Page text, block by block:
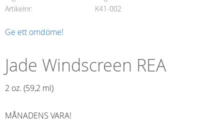
Artikelnr
K41-002
Ge ett omdöme!
Jade Windscreen REA
2 oz. (59,2 ml)​
MÅNADENS VARA!